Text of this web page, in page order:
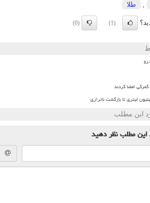
طلا
(1)
(0)
گمرکی امضا کردند
این مطلب
این مطلبنظر دهید